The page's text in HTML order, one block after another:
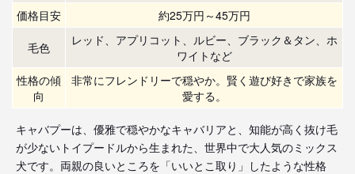
価格目安
約25万円～45万円
毛色
レッド、アプリコット、ルビー、ブラック＆タン、ホ
ワイトなど
性格の傾
向
非常にフレンドリーで穏やか。賢く遊び好きで家族を
愛する。
キャバプーは、優雅で穏やかなキャバリアと、知能が高く抜け毛
が少ないトイプードルから生まれた、世界中で大人気のミックス
犬です。両親の良いところを「いいとこ取り」したような性格